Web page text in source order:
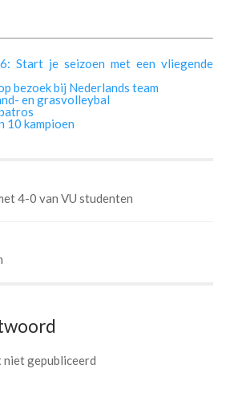
Start je seizoen met een vliegende
bezoek bij Nederlands team
en grasvolleybal
10 kampioen
4-0 van VU studenten
gepubliceerd